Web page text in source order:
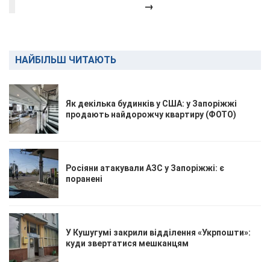
→
НАЙБІЛЬШ ЧИТАЮТЬ
Як декілька будинків у США: у Запоріжжі
продають найдорожчу квартиру (ФОТО)
Росіяни атакували АЗС у Запоріжжі: є
поранені
У Кушугумі закрили відділення «Укрпошти»:
куди звертатися мешканцям